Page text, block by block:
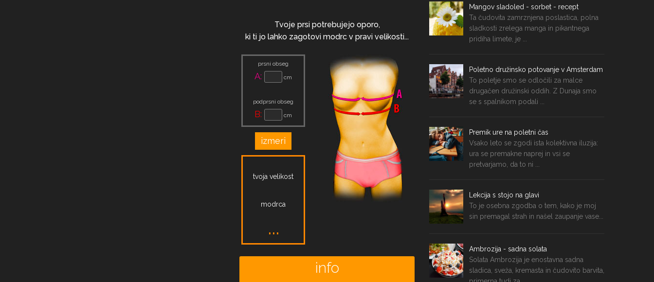
Tvoje prsi potrebujejo oporo,
ki ti jo lahko zagotovi modrc v pravi velikosti...
prsni obseg
A: cm
podprsni obseg
B: cm
tvoja velikost
modrca
...
info
Mangov sladoled - sorbet - recept
Ta čudovita zamrznjena poslastica, polna
sladkosti zrelega manga in pikantnega
pridiha limete, je ...
Poletno družinsko potovanje v Amsterdam
To poletje smo se odločili za malce
drugačen družinski oddih. Z Dunaja smo
se s spalnikom podali ...
Premik ure na poletni čas
Vsako leto se zgodi ista kolektivna iluzija:
ura se premakne naprej in vsi se
pretvarjamo, da to ni ...
Lekcija s stojo na glavi
To je osebna zgodba o tem, kako je moj
sin premagal strah in našel zaupanje vase...
Ambrozija - sadna solata
Solata Ambrozija je enostavna sadna
sladica, sveža, kremasta in čudovito barvita,